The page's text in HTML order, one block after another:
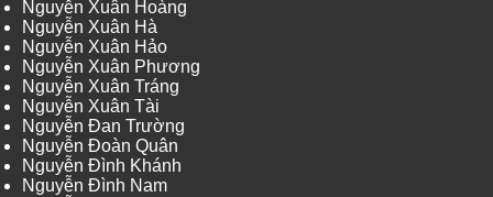
Nguyễn Xuân Hoàng
Nguyễn Xuân Hà
Nguyễn Xuân Hảo
Nguyễn Xuân Phương
Nguyễn Xuân Tráng
Nguyễn Xuân Tài
Nguyễn Đan Trường
Nguyễn Đoàn Quân
Nguyễn Đình Khánh
Nguyễn Đình Nam